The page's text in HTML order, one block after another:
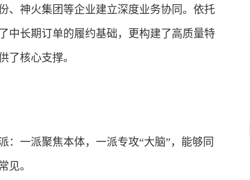
、神火集团等企业建立深度业务协同。依托
中长期订单的履约基础，更构建了高质量特
了核心支撑。
：一派聚焦本体，一派专攻“大脑”，能够同
见。